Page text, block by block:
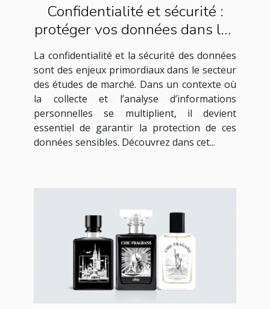
Confidentialité et sécurité :
protéger vos données dans les
études de marché
La confidentialité et la sécurité des données
sont des enjeux primordiaux dans le secteur
des études de marché. Dans un contexte où
la collecte et l’analyse d’informations
personnelles se multiplient, il devient
essentiel de garantir la protection de ces
données sensibles. Découvrez dans cet...